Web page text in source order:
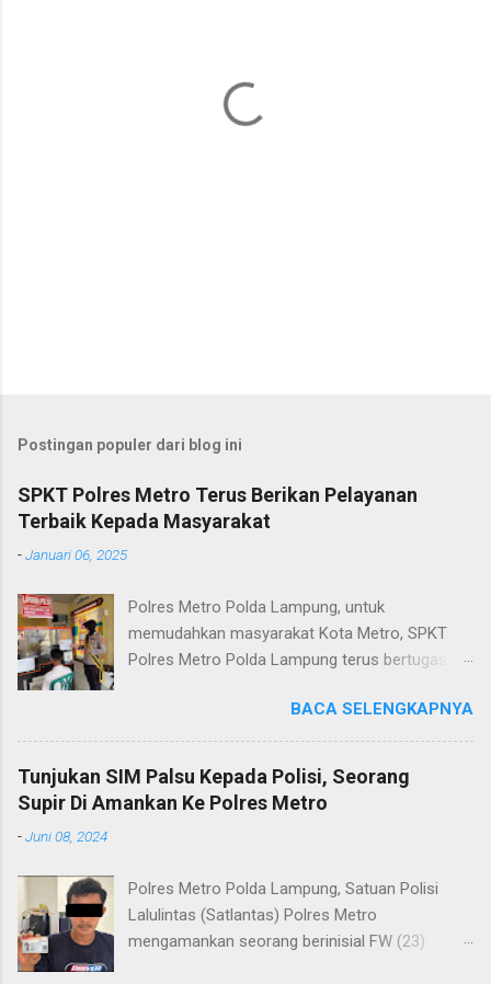
Postingan populer dari blog ini
SPKT Polres Metro Terus Berikan Pelayanan
Terbaik Kepada Masyarakat
-Januari 06, 2025
Polres Metro Polda Lampung, untuk
memudahkan masyarakat Kota Metro, SPKT
Polres Metro Polda Lampung terus bertugas
terkait layanan pengaduan, pelayanan SKCK dan
pelayanan Identifikasi sidik jari secara terpadu
kepada masyarakat. Senin (06/01/2025) Dalam
mewujudkan pelayanan prima kepolisian, SPKT
Heri Sulistyo Nugroho S.IK, M.IK mengatakan
“SPKT Polres Metro akan terus berusaha
memberikan pelayanan yang terbaik kepada
BACA SELENGKAPNYA
Tunjukan SIM Palsu Kepada Polisi, Seorang
Supir Di Amankan Ke Polres Metro
-Juni 08, 2024
Polres Metro Polda Lampung, Satuan Polisi
Lalulintas (Satlantas) Polres Metro
mengamankan seorang berinisial FW (23)